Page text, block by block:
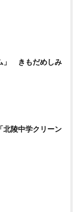
」 きもだめしみ
陵中学クリーン